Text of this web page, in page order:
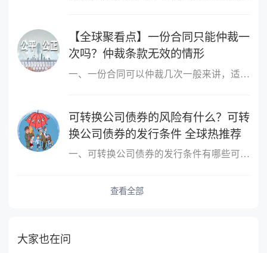
【全球聚看点】一份合同只能仲裁一
次吗？仲裁条款无效的情形
一、一份合同可以仲裁几次一般来讲，适用仲裁协议的为一裁终局，即
可转换公司债券的风险有什么？可转
换公司债券的发行条件 全球热推荐
一、可转换公司债券的发行条件有哪些可转换公司债券的发行条件有：1
查看全部
大家也在问